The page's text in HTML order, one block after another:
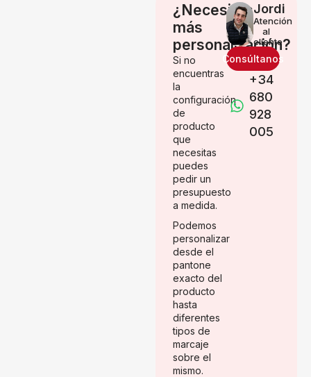
¿Necesitas
más
personalización?
Si no
encuentras
la
configuración
de
producto
que
necesitas
puedes
pedir un
presupuesto
a medida.
Podemos
personalizar
desde el
pantone
exacto del
producto
hasta
diferentes
tipos de
marcaje
sobre el
mismo.
Jordi
Atención
al
cliente
Consúltanos
+34
680
928
005